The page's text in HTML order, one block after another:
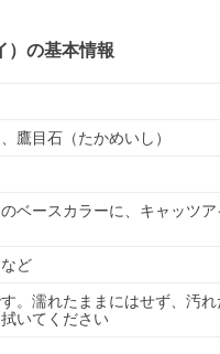
）の基本情報
鷹目石（たかめいし）
ベースカラーに、キャッツ
ど
。濡れたままにはせず、汚れ
いてください